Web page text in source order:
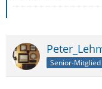
Senior-Mitglied